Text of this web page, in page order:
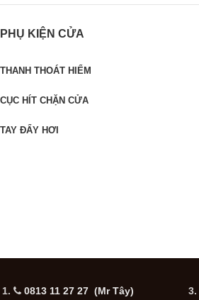
PHỤ KIỆN CỬA
THANH THOÁT HIỂM
CỤC HÍT CHẶN CỬA
TAY ĐẨY HƠI
1. 0813 11 27 27 (Mr Tây) 3.